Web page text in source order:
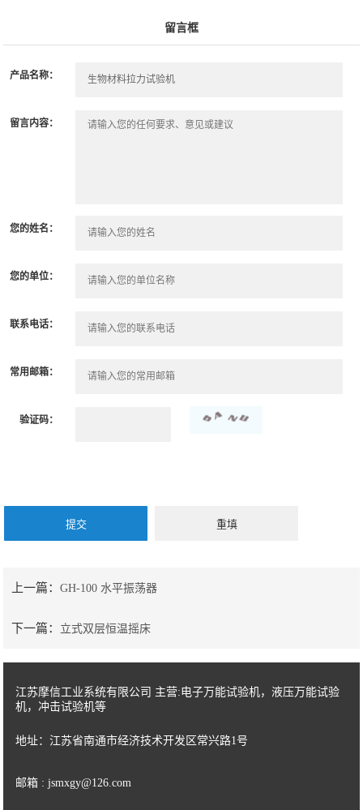
留言框
产品名称：
留言内容：
您的姓名：
您的单位：
联系电话：
常用邮箱：
验证码：
上一篇：GH-100 水平振荡器
下一篇： 立式双层恒温摇床
江苏摩信工业系统有限公司 主营:电子万能试验机，液压万能试验
机，冲击试验机等
地址：江苏省南通市经济技术开发区常兴路1号
邮箱 : jsmxgy@126.com